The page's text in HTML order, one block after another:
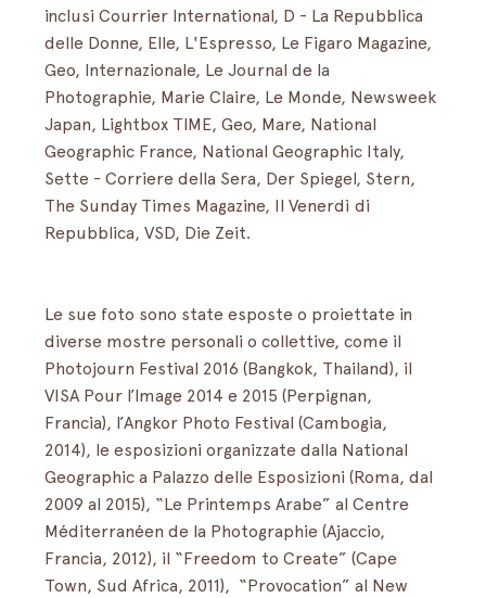
inclusi Courrier International, D - La Repubblica
delle Donne, Elle, L'Espresso, Le Figaro Magazine,
Geo, Internazionale, Le Journal de la
Photographie, Marie Claire, Le Monde, Newsweek
Japan, Lightbox TIME, Geo, Mare, National
Geographic France, National Geographic Italy,
Sette - Corriere della Sera, Der Spiegel, Stern,
The Sunday Times Magazine, Il Venerdì di
Repubblica, VSD, Die Zeit.
Le sue foto sono state esposte o proiettate in
diverse mostre personali o collettive, come il
Photojourn Festival 2016 (Bangkok, Thailand), il
VISA Pour l’Image 2014 e 2015 (Perpignan,
Francia), l’Angkor Photo Festival (Cambogia,
2014), le esposizioni organizzate dalla National
Geographic a Palazzo delle Esposizioni (Roma, dal
2009 al 2015), “Le Printemps Arabe” al Centre
Méditerranéen de la Photographie (Ajaccio,
Francia, 2012), il “Freedom to Create” (Cape
Town, Sud Africa, 2011),  “Provocation” al New